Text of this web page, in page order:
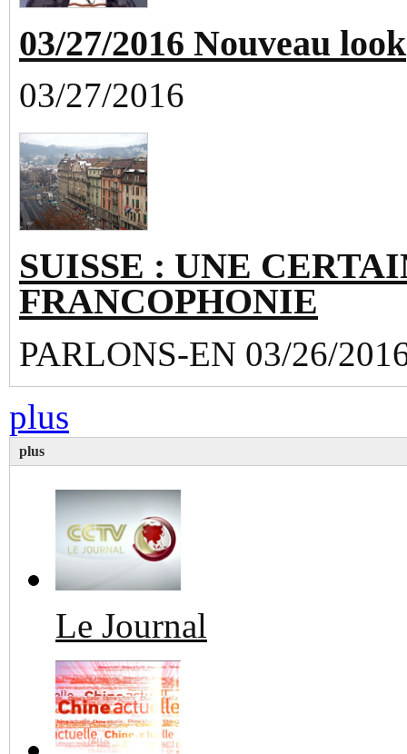
03/27/2016 Nouveau look
03/27/2016
SUISSE : UNE
FRANCOPHONIE
PARLONS-EN 03/26/
plus
plus
Le Journal